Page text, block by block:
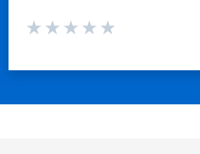
Valuta da 1 a 5 stelle la pagina